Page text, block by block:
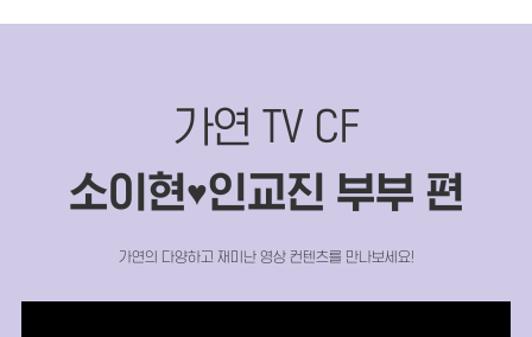
가연 TV CF
소이현♥인교진 부부 편
가연의 다양하고 재미난 영상 컨텐츠를 만나보세요!